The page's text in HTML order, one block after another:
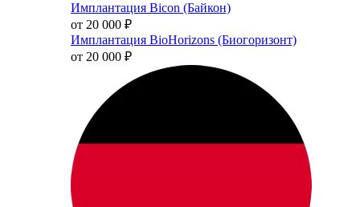
Имплантация Bicon (Байкон)
от 20 000 ₽
Имплантация BioHorizons (Биогоризонт)
от 20 000 ₽